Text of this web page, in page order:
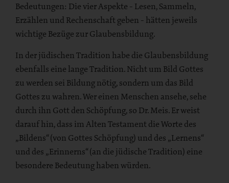
Bedeutungen: Die vier Aspekte - Lesen, Sammeln,
Erzählen und Rechenschaft geben - hätten jeweils
wichtige Bezüge zur Glaubensbildung.
In der jüdischen Tradition habe die Glaubensbildung
ebenfalls eine lange Tradition. Nicht um Bild Gottes
zu werden sei Bildung nötig, sondern um das Bild
Gottes zu wahren. Wer einen Menschen ansehe, sehe
durch ihn Gott den Schöpfung, so Dr. Meis. Er weist
darauf hin, dass im Alten Testament die Worte des
„Bildens“ (von Gottes Schöpfung) und des „Lernens“
und des „Erinnerns“ (an die jüdische Tradition) eine
besondere Bedeutung haben würden.